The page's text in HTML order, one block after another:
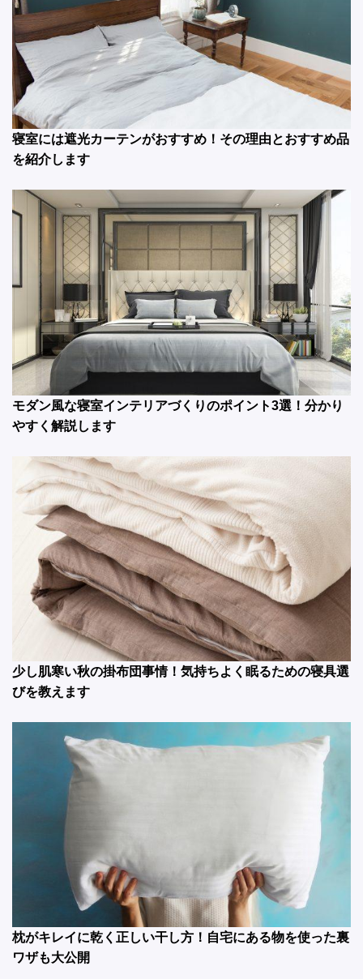
寝室には遮光カーテンがおすすめ！その理由とおすすめ品
を紹介します
モダン風な寝室インテリアづくりのポイント3選！分かり
やすく解説します
少し肌寒い秋の掛布団事情！気持ちよく眠るための寝具選
びを教えます
枕がキレイに乾く正しい干し方！自宅にある物を使った裏
ワザも大公開